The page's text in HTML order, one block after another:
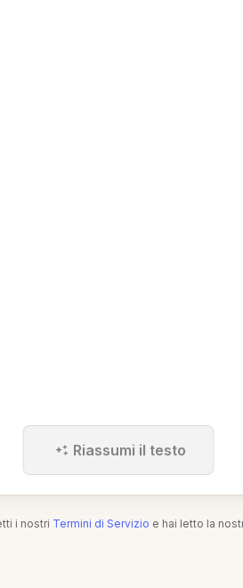
Riassumi il testo
i nostri Termini di Servizio e hai letto la